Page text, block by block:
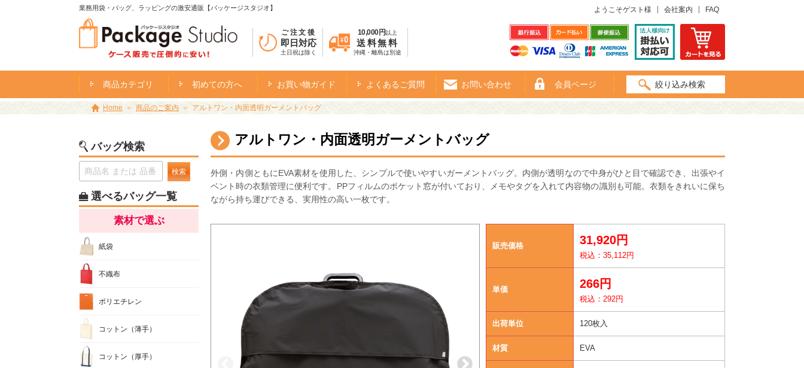
業務用袋・バッグ、ラッピングの激安通販【パッケージスタジオ】
ご注文後
即日対応
土日祝は除く
10,000円 以上
送料無料
沖縄・離島は別途
ようこそゲスト様 会社案内 FAQ
商品カテゴリ 初めての方へ お買い物ガイド よくあるご質問 お問い合わせ 会員ページ 絞り込み検索
Home 商品のご案内 アルトワン・内面透明ガーメントバッグ
アルトワン・内面透明ガーメントバッグ
外側・内側ともにEVA素材を使用した、シンプルで使いやすいガーメントバッグ。内側が透明なので中身がひと目で確認でき、出張やイ
ベント時の衣類管理に便利です。PPフィルムのポケット窓が付いており、メモやタグを入れて内容物の識別も可能。衣類をきれいに保ち
ながら持ち運びできる、実用性の高い一枚です。
販売価格 31,920円
税込：35,112円
単価 266円
税込：292円
出荷単位 120枚入
材質 EVA
バッグ検索
検索
選べるバッグ一覧
素材で選ぶ
紙袋
不織布
ポリエチレン
コットン（薄手）
コットン（厚手）